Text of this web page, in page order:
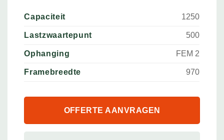
Capaciteit 1250
Lastzwaartepunt 500
Ophanging FEM 2
Framebreedte 970
OFFERTE AANVRAGEN